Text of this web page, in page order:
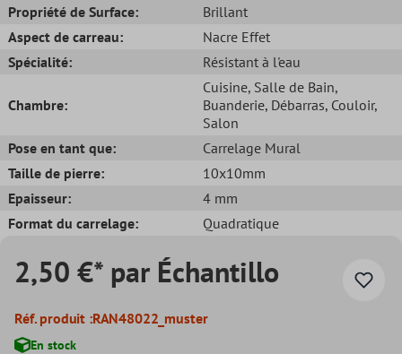
Propriété de Surface:
Brillant
Aspect de carreau:
Nacre Effet
Spécialité:
Résistant à l'eau
Chambre:
Cuisine, Salle de Bain,
Buanderie, Débarras, Couloir,
Salon
Pose en tant que:
Carrelage Mural
Taille de pierre:
10x10mm
Epaisseur:
4 mm
Format du carrelage:
Quadratique
2,50 €* par Échantillo
Réf. produit :RAN48022_muster
En stock